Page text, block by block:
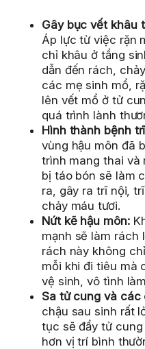
Gây bục vết khâu
Áp lực từ việc rặn
chỉ khâu ở tầng
dẫn đến rách,
các mẹ sinh mổ,
lên vết mổ ở tử
quá trình lành
Hình thành bệnh
vùng hậu môn đã
trình mang thai và
bị táo bón sẽ làm
ra, gây ra trĩ nội,
chảy máu tươi.
Nứt kẽ hậu môn:
mạnh sẽ làm rách
rách này không
mỗi khi đi tiêu mà
vệ sinh, vô tình
Sa tử cung và các
chậu sau sinh rất
tục sẽ đẩy tử
hơn vị trí bình